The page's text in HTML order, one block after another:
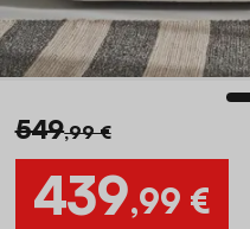
549,99 €
439,99 €